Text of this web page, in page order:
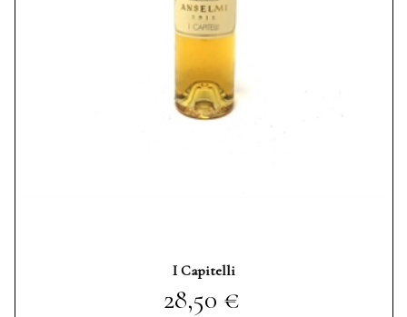
I Capitelli
Prezzo
28,50 €